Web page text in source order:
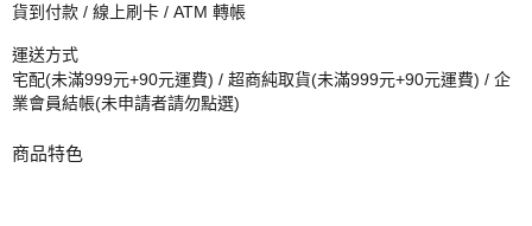
貨到付款 / 線上刷卡 / ATM 轉帳
運送方式
宅配(未滿999元+90元運費) / 超商純取貨(未滿999元+90元運費) / 企
業會員結帳(未申請者請勿點選)
商品特色